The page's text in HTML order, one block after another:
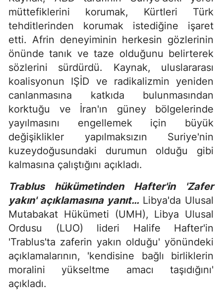
müttefiklerini korumak, Kürtleri Türk
tehditlerinden korumak istediğine işaret
etti. Afrin deneyiminin herkesin gözlerinin
önünde tanık ve taze olduğunu belirterek
sözlerini sürdürdü. Kaynak, uluslararası
koalisyonun IŞİD ve radikalizmin yeniden
canlanmasına katkıda bulunmasından
korktuğu ve İran'ın güney bölgelerinde
yayılmasını engellemek için büyük
değişiklikler yapılmaksızın Suriye'nin
kuzeydoğusundaki durumun olduğu gibi
kalmasına çalıştığını açıkladı.
Trablus hükümetinden Hafter'in 'Zafer
yakın' açıklamasına yanıt… Libya'da Ulusal
Mutabakat Hükümeti (UMH), Libya Ulusal
Ordusu (LUO) lideri Halife Hafter'in
'Trablus'ta zaferin yakın olduğu' yönündeki
açıklamalarının, 'kendisine bağlı birliklerin
moralini yükseltme amacı taşıdığını'
açıkladı.